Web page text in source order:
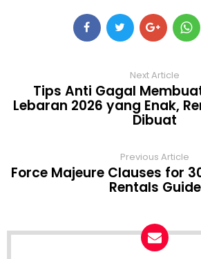
Next Article
Tips Anti Gagal
Lebaran 2026 yang Enak,
Dibuat
Previous Article
Force Majeure Clauses for
Rentals Guide